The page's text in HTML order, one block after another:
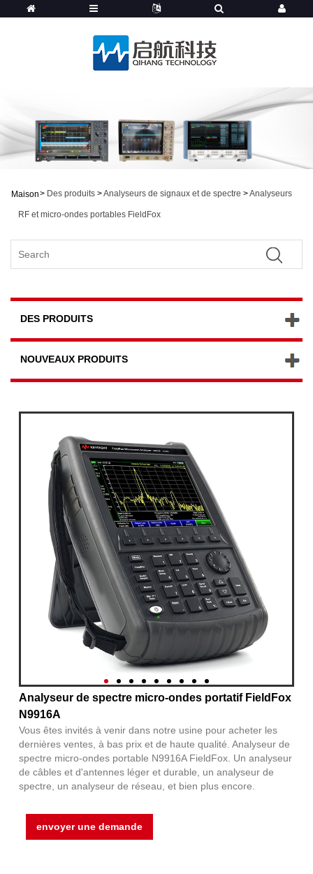
Maison> Des produits >Analyseurs de signaux et de spectre >Analyseurs
RF et micro-ondes portables FieldFox
DES PRODUITS
NOUVEAUX PRODUITS
Analyseur de spectre micro-ondes portatif FieldFox
N9916A
Vous êtes invités à venir dans notre usine pour acheter les
dernières ventes, à bas prix et de haute qualité. Analyseur de
spectre micro-ondes portable N9916A FieldFox. Un analyseur
de câbles et d'antennes léger et durable, un analyseur de
spectre, un analyseur de réseau, et bien plus encore.
envoyer une demande